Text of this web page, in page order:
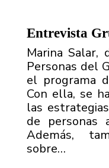
Entrevista
Marina Salar,
Personas del
el programa
Con ella, se
las
de personas
Además,
sobre…